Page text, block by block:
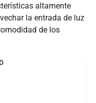
altamente
la entrada de luz
de los